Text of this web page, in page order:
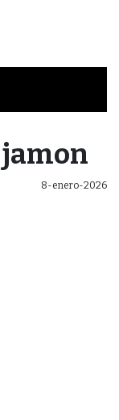
jamon
8-enero-2026